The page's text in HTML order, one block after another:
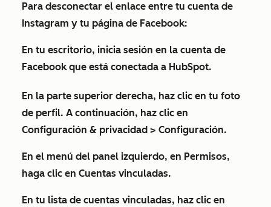
Para desconectar el enlace entre tu cuenta de
Instagram y tu página de Facebook:
En tu escritorio, inicia sesión en la cuenta de
Facebook que está conectada a HubSpot.
En la parte superior derecha, haz clic en tu foto
de perfil. A continuación, haz clic en
Configuración & privacidad > Configuración.
En el menú del panel izquierdo, en Permisos,
haga clic en Cuentas vinculadas.
En tu lista de cuentas vinculadas, haz clic en